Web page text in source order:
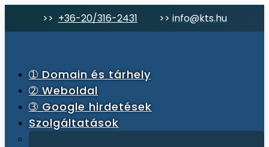
>> +36-20/316-2431 >> info@kts.hu
➀ Domain és tárhely
➁ Weboldal
➂ Google hirdetések
Szolgáltatások